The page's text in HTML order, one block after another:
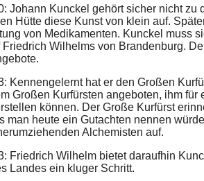
Johann Kunckel gehört sicher nicht
Hütte diese Kunst von klein auf.
von Medikamenten. Kunckel muss
Friedrich Wilhelms von Brandenburg.
Kennengelernt hat er den Großen
Großen Kurfürsten angeboten, ihm
können. Der Große Kurfürst
man heute ein Gutachten nennen
Alchemisten auf.
Friedrich Wilhelm bietet daraufhin
Landes ein kluger Schritt.